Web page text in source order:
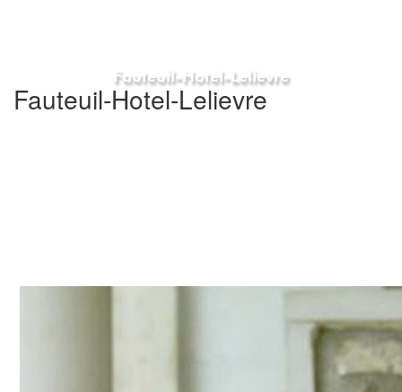
Fauteuil-Hotel-Lelievre
Fauteuil-Hotel-Lelievre